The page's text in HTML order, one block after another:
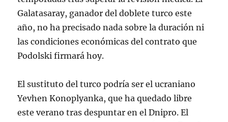
Galatasaray, ganador del doblete turco este
año, no ha precisado nada sobre la duración ni
las condiciones económicas del contrato que
Podolski firmará hoy.
El sustituto del turco podría ser el ucraniano
Yevhen Konoplyanka, que ha quedado libre
este verano tras despuntar en el Dnipro. El